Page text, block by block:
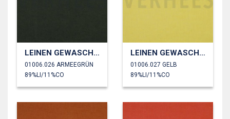
LEINEN GEWASCHEN 170 GM2
01006.026 ARMEEGRÜN
89%LI/11%CO
LEINEN GEWASCHEN 170 GM2
01006.027 GELB
89%LI/11%CO